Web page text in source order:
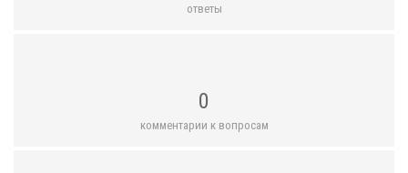
ответы
0
комментарии к вопросам